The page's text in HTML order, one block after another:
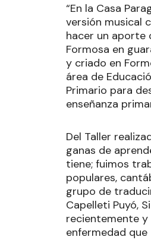
“En la Casa
versión musical
hacer un aporte
Formosa en
y criado en
área de
Primario para
enseñanza
Del Taller
ganas de
tiene; fuimos
populares,
grupo de
Capelleti Puyó,
recientemente y
enfermedad